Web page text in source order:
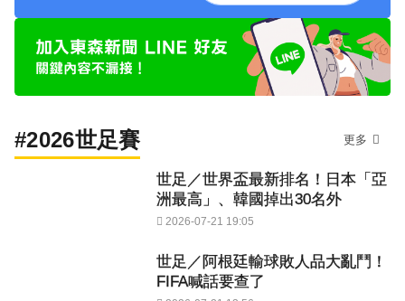
#2026世足賽 更多
世足／世界盃最新排名！日本「亞
洲最高」、韓國掉出30名外
2026-07-21 19:05
世足／阿根廷輸球敗人品大亂鬥！
FIFA喊話要查了